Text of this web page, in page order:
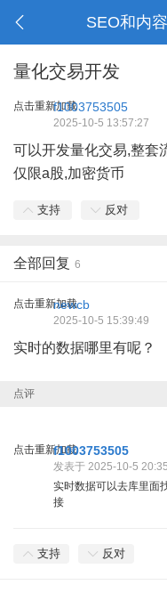
量化交易开发
点击重新加载f1003753505
2025-10-5 13:57:27
可以开发量化交易,整套
仅限a股,加密货币
支持 反对
全部回复 6
点击重新加载
newcb
2025-10-5 15:39:49
实时的数据哪里有呢？
点评
点击重新加载f1003753505
发表于 2025-10-5 20:35
实时数据可以去库里面
接
支持 反对